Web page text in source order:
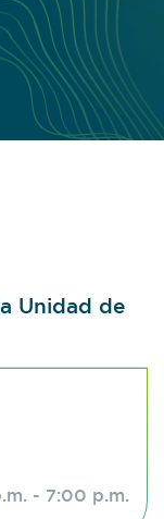
Unidad de
- 7:00 p.m.